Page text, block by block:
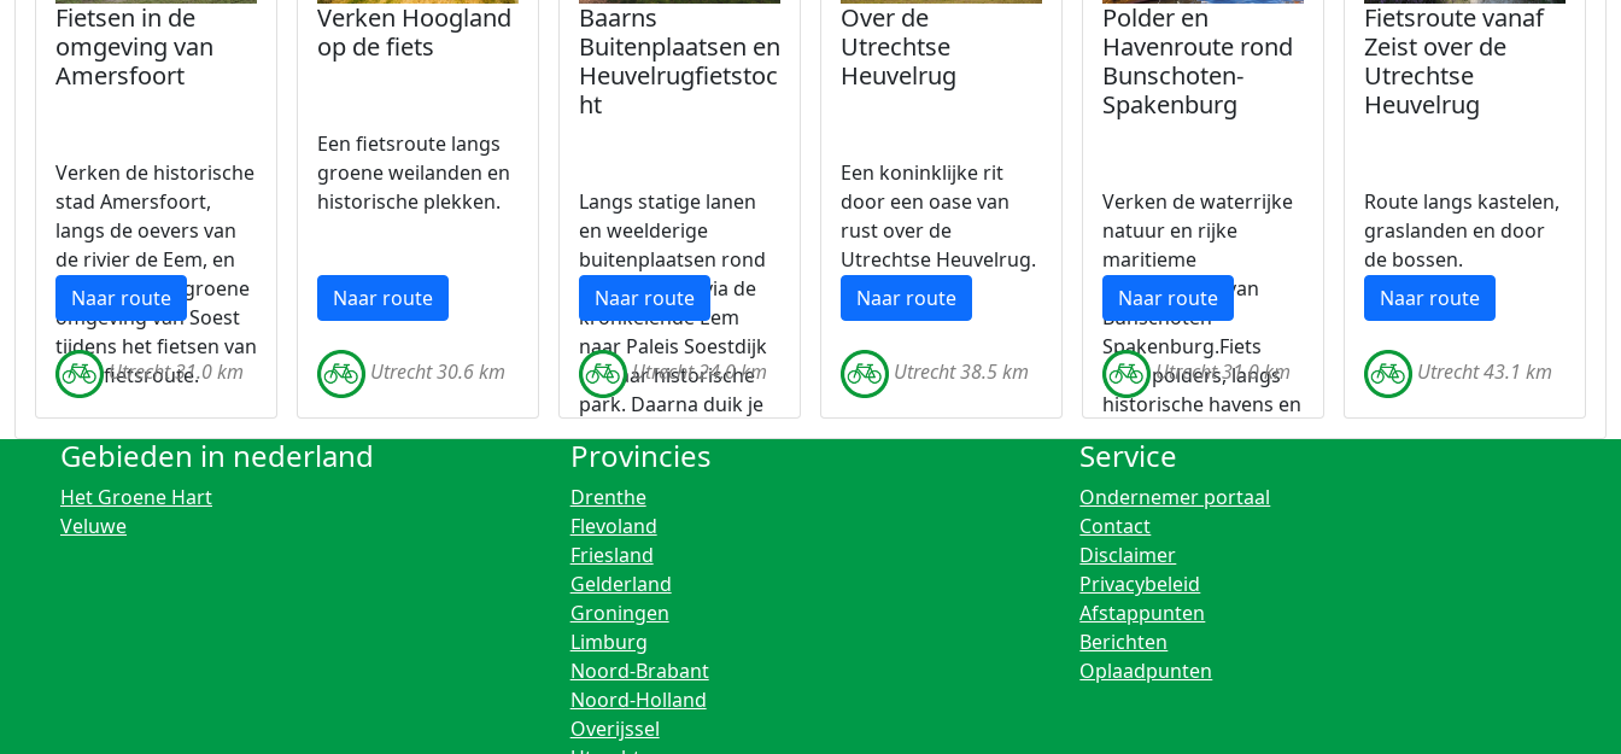
Fietsen in de
omgeving van
Amersfoort
Verken de historische
stad Amersfoort,
langs de oevers van
de rivier de Eem, en
geniet van de groene
omgeving van Soest
tijdens het fietsen van
deze fietsroute.
Naar route
Utrecht 31.0 km
Verken Hoogland
op de fiets
Een fietsroute langs
groene weilanden en
historische plekken.
Naar route
Utrecht 30.6 km
Baarns
Buitenplaatsen en
Heuvelrugfietstoc
ht
Langs statige lanen
en weelderige
buitenplaatsen rond
Baarn fiets je via de
kronkelende Eem
naar Paleis Soestdijk
en haar historische
park. Daarna duik je
de bossen,
stuifzanden en
brinkdorpen van de
Utrechtse Heuvelrug
in.
Naar route
Utrecht 24.0 km
Over de
Utrechtse
Heuvelrug
Een koninklijke rit
door een oase van
rust over de
Utrechtse Heuvelrug.
Naar route
Utrecht 38.5 km
Polder en
Havenroute rond
Bunschoten-
Spakenburg
Verken de waterrijke
natuur en rijke
maritieme
geschiedenis van
Bunschoten-
Spakenburg.Fiets
door polders, langs
historische havens en
ontdek traditionele
Nederlandse cultuur.
Naar route
Utrecht 31.0 km
Fietsroute vanaf
Zeist over de
Utrechtse
Heuvelrug
Route langs kastelen,
graslanden en door
de bossen.
Naar route
Utrecht 43.1 km
Gebieden in nederland
Het Groene Hart
Veluwe
Provincies
Drenthe
Flevoland
Friesland
Gelderland
Groningen
Limburg
Noord-Brabant
Noord-Holland
Overijssel
Service
Ondernemer portaal
Contact
Disclaimer
Privacybeleid
Afstappunten
Berichten
Oplaadpunten